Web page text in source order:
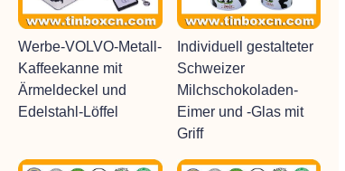
Werbe-VOLVO-Metall-
Kaffeekanne mit
Ärmeldeckel und
Edelstahl-Löffel
Individuell gestalteter
Schweizer
Milchschokoladen-
Eimer und -Glas mit
Griff